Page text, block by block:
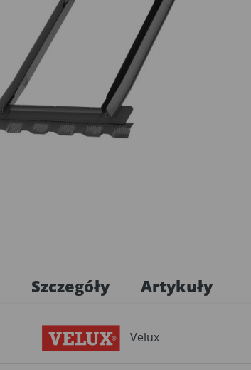
Szczegóły Artykuły
Velux